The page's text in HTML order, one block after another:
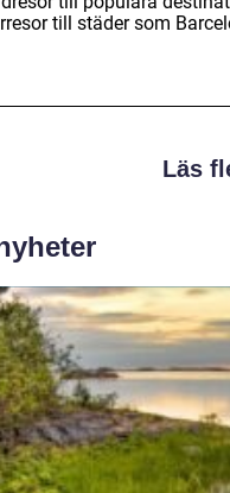
till städer som
Läs